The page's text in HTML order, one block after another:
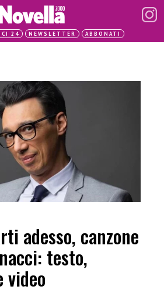
24 NEWSLETTER ABBONATI
adesso, canzone
testo,